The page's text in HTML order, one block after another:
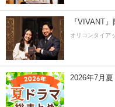
『VIVANT
オリコンタイア
2026年7月